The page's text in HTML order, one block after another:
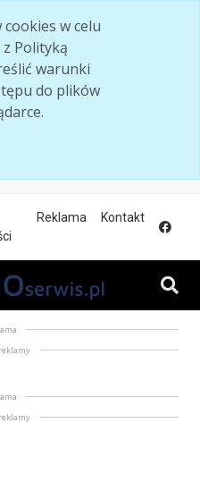
w celu
Polityką
warunki
do plików
Reklama Kontakt